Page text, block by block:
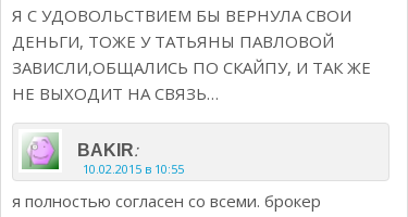
Я С УДОВОЛЬСТВИЕМ БЫ ВЕРНУЛА СВОИ
ДЕНЬГИ, ТОЖЕ У ТАТЬЯНЫ ПАВЛОВОЙ
ЗАВИСЛИ,ОБЩАЛИСЬ ПО СКАЙПУ, И ТАК ЖЕ
НЕ ВЫХОДИТ НА СВЯЗЬ…
BAKIR:
10.02.2015 в 10:55
я полностью согласен со всеми. брокер